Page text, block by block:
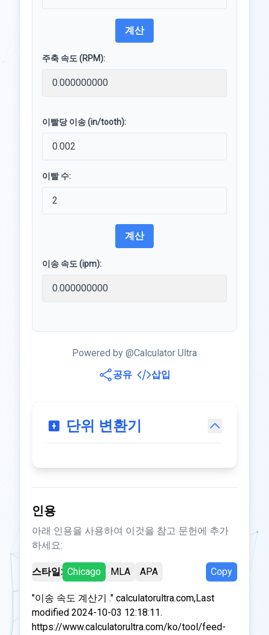
계산
주축 속도 (RPM):
이빨당 이송 (in/tooth):
이빨 수:
계산
이송 속도 (ipm):
Powered by @Calculator Ultra
공유
삽입
단위 변환기
인용
아래 인용을 사용하여 이것을 참고 문헌에 추가
하세요:
스타일: Chicago MLA APA Copy
"이송 속도 계산기 ." calculatorultra.com,Last
modified 2024-10-03 12:18:11.
https://www.calculatorultra.com/ko/tool/feed-